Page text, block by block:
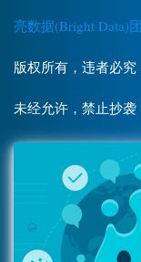
亮数据(Bright Data)
版权所有，违者必究
未经允许，禁止抄